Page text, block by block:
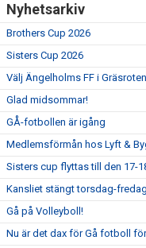
Nyhetsarkiv
Brothers Cup 2026
Sisters Cup 2026
Välj Ängelholms FF i
Glad midsommar!
GÅ-fotbollen är igång
Medlemsförmån hos Lyft &
Sisters cup flyttas till den 17-
Kansliet stängt torsdag-
Gå på Volleyboll!
Nu är det dax för Gå fotboll